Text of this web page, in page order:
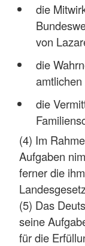
die
von
die
die
(4) Im
Aufgaben
ferner die
(5) Das
seine
für die